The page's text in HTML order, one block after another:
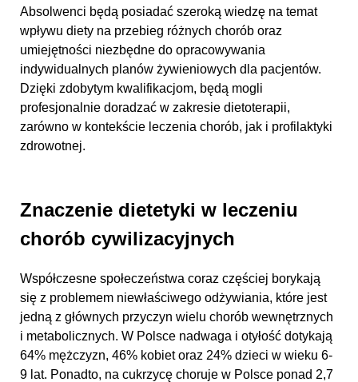
Absolwenci będą posiadać szeroką wiedzę na temat
wpływu diety na przebieg różnych chorób oraz
umiejętności niezbędne do opracowywania
indywidualnych planów żywieniowych dla pacjentów.
Dzięki zdobytym kwalifikacjom, będą mogli
profesjonalnie doradzać w zakresie dietoterapii,
zarówno w kontekście leczenia chorób, jak i profilaktyki
zdrowotnej.
Znaczenie dietetyki w leczeniu
chorób cywilizacyjnych
Współczesne społeczeństwa coraz częściej borykają
się z problemem niewłaściwego odżywiania, które jest
jedną z głównych przyczyn wielu chorób wewnętrznych
i metabolicznych. W Polsce nadwaga i otyłość dotykają
64% mężczyzn, 46% kobiet oraz 24% dzieci w wieku 6-
9 lat. Ponadto, na cukrzycę choruje w Polsce ponad 2,7